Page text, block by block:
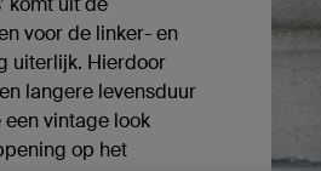
voor de linker- en
uiterlijk. Hierdoor
langere levensduur
vintage look
op het